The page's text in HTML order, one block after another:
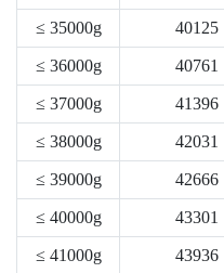
≤ 35000g 40125
≤ 36000g 40761
≤ 37000g 41396
≤ 38000g 42031
≤ 39000g 42666
≤ 40000g 43301
≤ 41000g 43936